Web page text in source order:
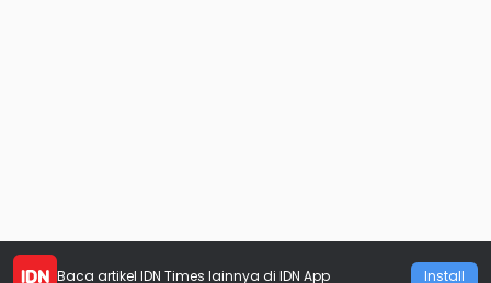
Baca artikel IDN Times lainnya di IDN App Install